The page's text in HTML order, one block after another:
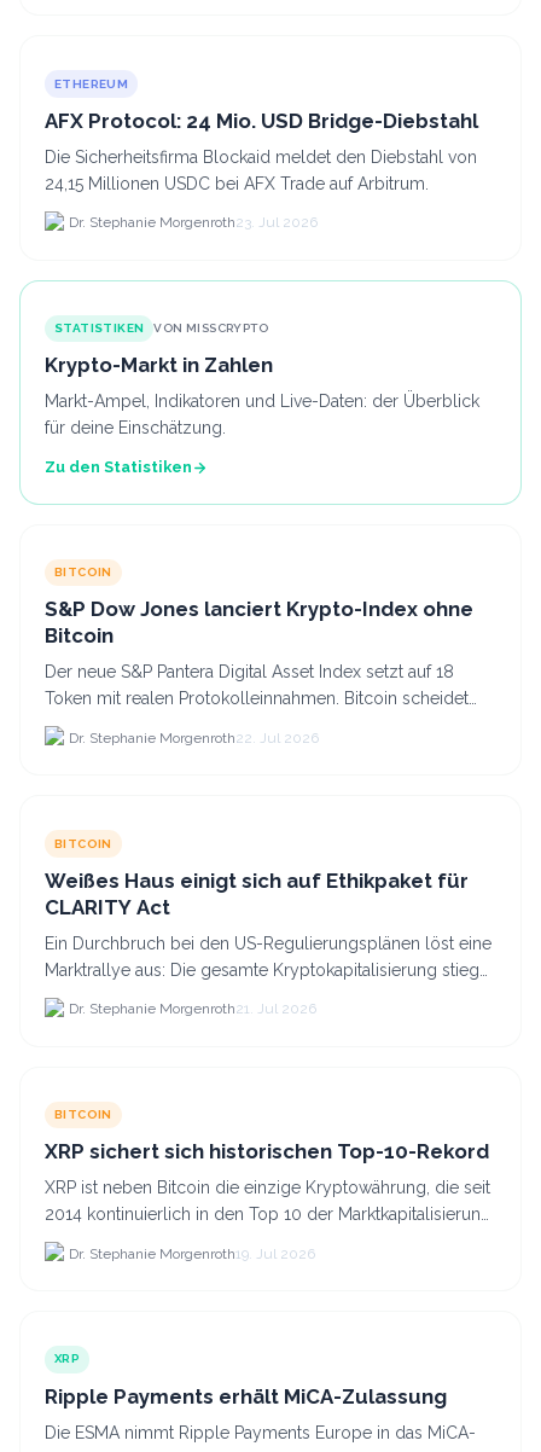
ETHEREUM
AFX Protocol: 24 Mio. USD Bridge-Diebstahl
Die Sicherheitsfirma Blockaid meldet den Diebstahl von
24,15 Millionen USDC bei AFX Trade auf Arbitrum.
Dr. Stephanie Morgenroth23. Jul 2026
STATISTIKEN VON MISSCRYPTO
Krypto-Markt in Zahlen
Markt-Ampel, Indikatoren und Live-Daten: der Überblick
für deine Einschätzung.
Zu den Statistiken
BITCOIN
S&P Dow Jones lanciert Krypto-Index ohne
Bitcoin
Der neue S&P Pantera Digital Asset Index setzt auf 18
Token mit realen Protokolleinnahmen. Bitcoin scheidet
aufgrund fehlender Erträge für Halter aus dem.
Dr. Stephanie Morgenroth22. Jul 2026
BITCOIN
Weißes Haus einigt sich auf Ethikpaket für
CLARITY Act
Ein Durchbruch bei den US-Regulierungsplänen löst eine
Marktrallye aus: Die gesamte Kryptokapitalisierung stieg
am 21.
Dr. Stephanie Morgenroth21. Jul 2026
BITCOIN
XRP sichert sich historischen Top-10-Rekord
XRP ist neben Bitcoin die einzige Kryptowährung, die seit
2014 kontinuierlich in den Top 10 der Marktkapitalisierung
verblieb.
Dr. Stephanie Morgenroth19. Jul 2026
XRP
Ripple Payments erhält MiCA-Zulassung
Die ESMA nimmt Ripple Payments Europe in das MiCA-